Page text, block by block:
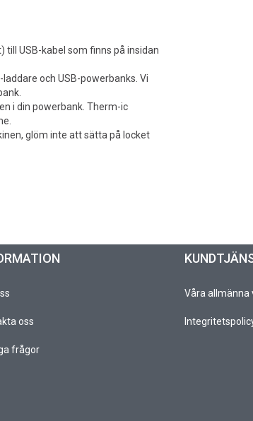
USB-kabel som finns på insidan
och USB-powerbanks. Vi
i din powerbank. Therm-ic
glöm inte att sätta på locket
oss
frågor
Våra allmänna